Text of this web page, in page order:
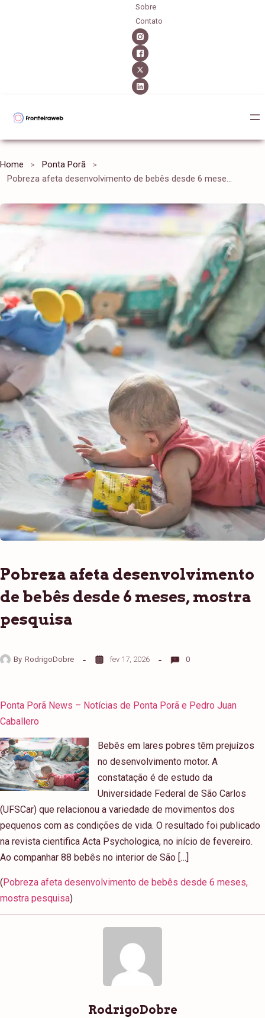
Sobre
Contato
Home
Ponta Porã
Pobreza afeta desenvolvimento de bebês desde 6 meses, mostra pesquisa
Pobreza afeta desenvolvimento
de bebês desde 6 meses, mostra
pesquisa
By RodrigoDobre fev 17, 2026 0
Ponta Porã News – Notícias de Ponta Porã e Pedro Juan
Caballero
Bebês em lares pobres têm prejuízos
no desenvolvimento motor. A
constatação é de estudo da
Universidade Federal de São Carlos
(UFSCar) que relacionou a variedade de movimentos dos
pequenos com as condições de vida. O resultado foi publicado
na revista cientifica Acta Psychologica, no início de fevereiro.
Ao companhar 88 bebês no interior de São […]
(Pobreza afeta desenvolvimento de bebês desde 6 meses,
mostra pesquisa)
RodrigoDobre